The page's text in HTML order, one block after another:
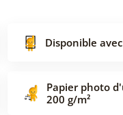
Disponible
Papier photo
200 g/m²